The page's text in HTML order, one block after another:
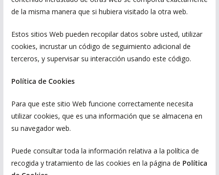
de la misma manera que si hubiera visitado la otra web.
Estos sitios Web pueden recopilar datos sobre usted, utilizar
cookies, incrustar un código de seguimiento adicional de
terceros, y supervisar su interacción usando este código.
Política de Cookies
Para que este sitio Web funcione correctamente necesita
utilizar cookies, que es una información que se almacena en
su navegador web.
Puede consultar toda la información relativa a la política de
recogida y tratamiento de las cookies en la página de Política